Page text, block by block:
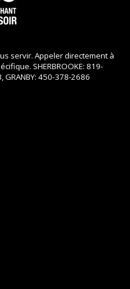
servir. Appeler directement à
SHERBROOKE: 819-
450-378-2686